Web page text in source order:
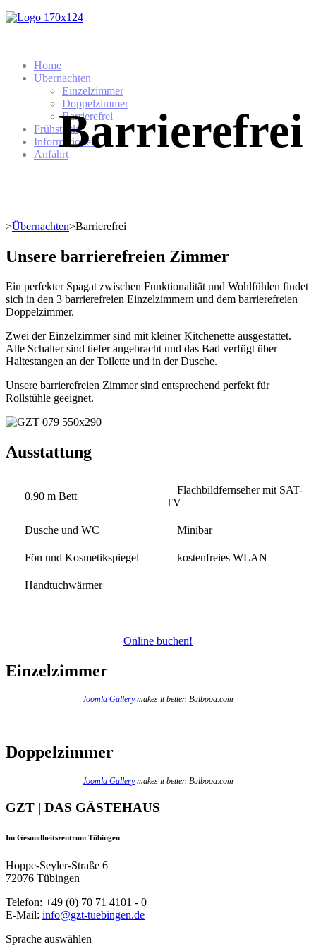
Home
Übernachten
Einzelzimmer
Doppelzimmer
Barrierefrei
Frühstück
Informationen
AnfahrtBarrierefrei
>Übernachten>Barrierefrei
Unsere barrierefreien Zimmer
Ein perfekter Spagat zwischen Funktionalität und Wohlfühlen findet
sich in den 3 barrierefreien Einzelzimmern und dem barrierefreien
Doppelzimmer.
Zwei der Einzelzimmer sind mit kleiner Kitchenette ausgestattet.
Alle Schalter sind tiefer angebracht und das Bad verfügt über
Haltestangen an der Toilette und in der Dusche.
Unsere barrierefreien Zimmer sind entsprechend perfekt für
Rollstühle geeignet.
Ausstattung
0,90 m Bett
Flachbildfernseher mit SAT-
TV
Dusche und WC Minibar
Fön und Kosmetikspiegel kostenfreies WLAN
Handtuchwärmer
Online buchen!
Einzelzimmer
Joomla Gallerymakes it better. Balbooa.com
Doppelzimmer
Joomla Gallerymakes it better. Balbooa.com
GZT | DAS GÄSTEHAUS
Im Gesundheitszentrum Tübingen
Hoppe-Seyler-Straße 6
72076 Tübingen
Telefon: +49 (0) 70 71 4101 - 0
E-Mail: info@gzt-tuebingen.de
Sprache auswählen